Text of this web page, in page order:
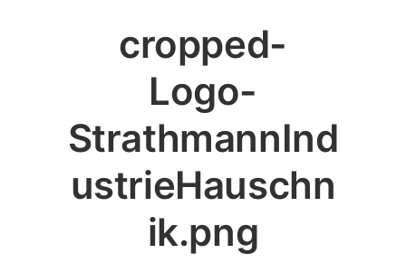
cropped-
Logo-
StrathmannInd
ustrieHauschn
ik.png